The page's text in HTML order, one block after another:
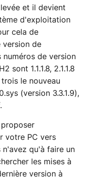
et il devient
d'exploitation
cela de
version de
numéros de version
sont 1.1.1.8, 2.1.1.8
trois le nouveau
(version 3.3.1.9),
proposer
votre PC vers
n'avez qu'à faire un
les mises à
version à